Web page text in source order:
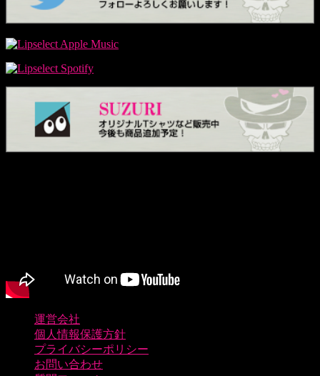
運営会社
個人情報保護方針
プライバシーポリシー
お問い合わせ